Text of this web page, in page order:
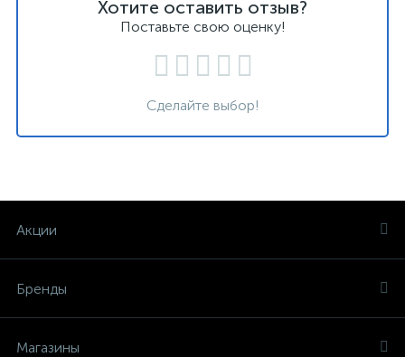
Хотите оставить отзыв?
Поставьте свою оценку!
Сделайте выбор!
Акции
Бренды
Магазины